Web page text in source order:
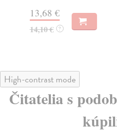
13,68 €
14,10 € ?
High-contrast mode
Čitatelia s